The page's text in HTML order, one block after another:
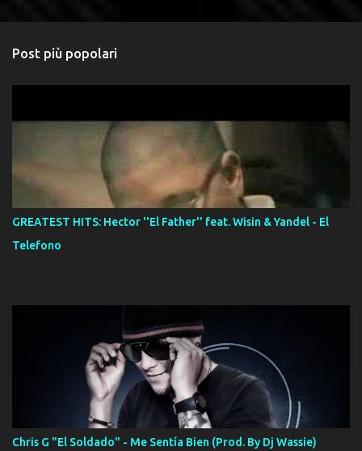
Post più popolari
GREATEST HITS: Hector ''El Father'' feat. Wisin & Yandel - El
Telefono
Chris G "El Soldado" - Me Sentía Bien (Prod. By Dj Wassie)